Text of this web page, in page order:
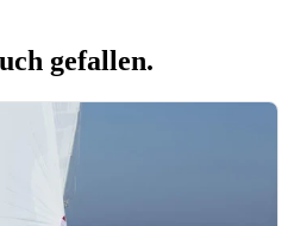
gefallen.